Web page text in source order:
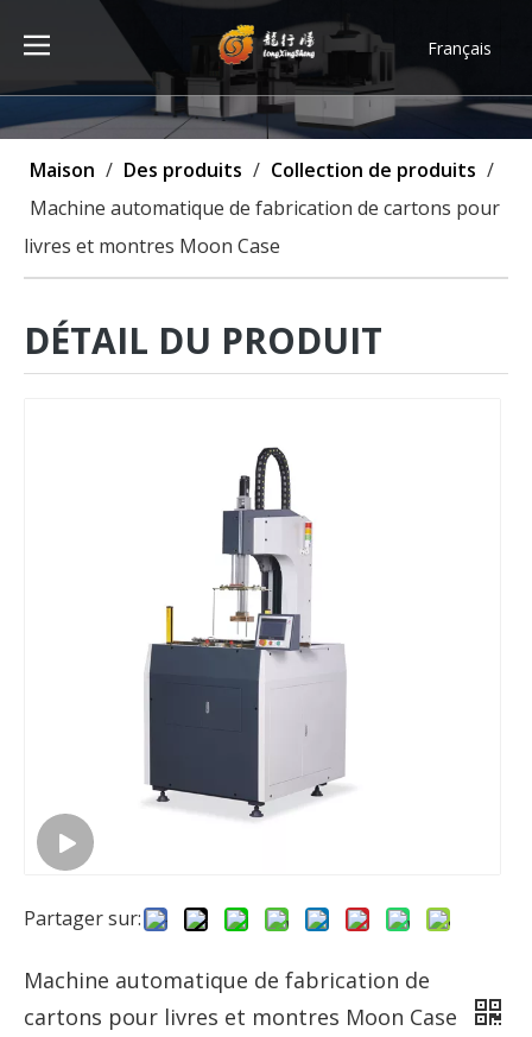
Français
Türk dili
ไทย
Deutsch
Maison / Des produits / Collection de produits /
Machine automatique de fabrication de cartons pour
livres et montres Moon Case
DÉTAIL DU PRODUIT
Partager sur:
Machine automatique de fabrication de
cartons pour livres et montres Moon Case